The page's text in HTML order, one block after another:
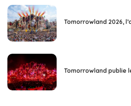
Tomorrowland 2026,
Tomorrowland publie